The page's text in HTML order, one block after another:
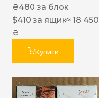
₴480 за блок
$410 за ящик≈ 18 450
₴
Купити